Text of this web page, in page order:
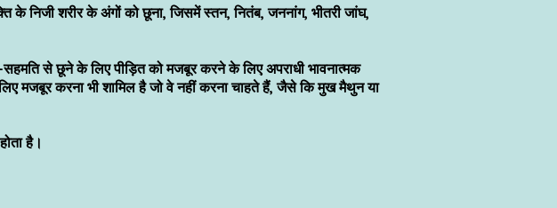
शरीर के अंगों को छूना, जिसमें स्तन, नितंब, जननांग, भीतरी जांघ,
से छूने के लिए पीड़ित को मजबूर करने के लिए अपराधी भावनात्मक
मजबूर करना भी शामिल है जो वे नहीं करना चाहते हैं, जैसे कि मुख मैथुन या
है।